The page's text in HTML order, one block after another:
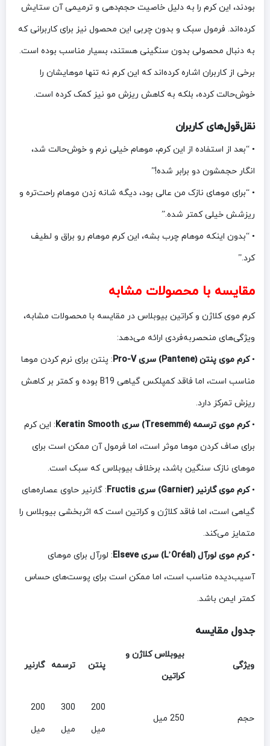
بودند، این کرم را به دلیل خاصیت حجم‌دهی و ترمیمی آن ستایش
کرده‌اند. فرمول سبک و بدون چربی این محصول نیز برای کاربرانی که
به دنبال محصولی بدون سنگینی هستند، بسیار مناسب بوده است.
برخی از کاربران اشاره کرده‌اند که این کرم نه تنها موهایشان را
خوش‌حالت کرده، بلکه به کاهش ریزش مو نیز کمک کرده است.
نقل‌قول‌های کاربران
• “بعد از استفاده از این کرم، موهام خیلی نرم و خوش‌حالت شد،
انگار حجمشون دو برابر شده!”
• “برای موهای نازک من عالی بود، دیگه شانه زدن موهام راحت‌تره و
ریزشش خیلی کمتر شده.”
• “بدون اینکه موهام چرب بشه، این کرم موهام رو براق و لطیف
کرد.”
مقایسه با محصولات مشابه
کرم موی کلاژن و کراتین بیوبلاس در مقایسه با محصولات مشابه،
ویژگی‌های منحصربه‌فردی ارائه می‌دهد:
•کرم موی پنتن (Pantene) سری Pro-V
: پنتن برای نرم کردن موها
مناسب است، اما فاقد کمپلکس گیاهی B19 بوده و کمتر بر کاهش
ریزش تمرکز دارد.
•کرم موی ترسمه (Tresemmé) سری Keratin Smooth
: این کرم
برای صاف کردن موها موثر است، اما فرمول آن ممکن است برای
موهای نازک سنگین باشد، برخلاف بیوبلاس که سبک است.
•کرم موی گارنیر (Garnier) سری Fructis
: گارنیر حاوی عصاره‌های
گیاهی است، اما فاقد کلاژن و کراتین است که اثربخشی بیوبلاس را
متمایز می‌کند.
•کرم موی لورآل (L’Oréal) سری Elseve
: لورآل برای موهای
آسیب‌دیده مناسب است، اما ممکن است برای پوست‌های حساس
کمتر ایمن باشد.
جدول مقایسه
ویژگی
بیوبلاس کلاژن و
کراتین
پنتن ترسمه گارنیر
حجم 250 میل
200
میل
300
میل
200
میل